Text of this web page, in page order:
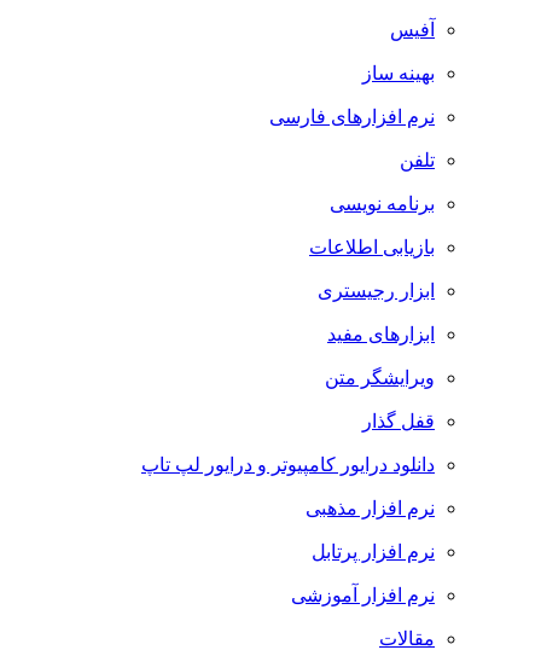
آفیس
بهینه ساز
نرم افزارهای فارسی
تلفن
برنامه نویسی
بازیابی اطلاعات
ابزار رجیستری
ابزارهای مفید
ویرایشگر متن
قفل گذار
دانلود درایور کامپیوتر و درایور لپ تاپ
نرم افزار مذهبی
نرم افزار پرتابل
نرم افزار آموزشی
مقالات